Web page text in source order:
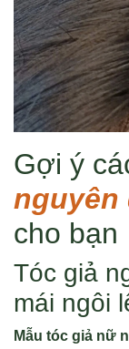
Gợi ý
nguyên
cho bạn
Tóc giả
mái ngôi
Mẫu tóc giả nữ